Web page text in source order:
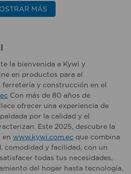
MÁS
la bienvenida a Kywi y
en productos para el
ferretería y construcción en el
Con más de 80 años de
ofrecer una experiencia de
por la calidad y el
Este 2025, descubre la
en www.kywi.com.ec que combina
comodidad y facilidad, con un
todas tus necesidades,
del hogar hasta tecnología,